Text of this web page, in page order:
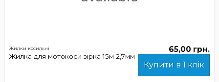
Жилки косильні
Жилка для мотокоси зірка 15м 2,7мм
65,00 грн.
Купити в 1 клік